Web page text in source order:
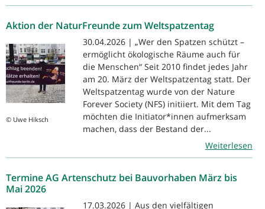
Aktion der NaturFreunde zum Weltspatzentag
© Uwe Hiksch
30.04.2026 | „Wer den Spatzen schützt –
ermöglicht ökologische Räume auch für
die Menschen“ Seit 2010 findet jedes Jahr
am 20. März der Weltspatzentag statt. Der
Weltspatzentag wurde von der Nature
Forever Society (NFS) initiiert. Mit dem Tag
möchten die Initiator*innen aufmerksam
machen, dass der Bestand der...
Weiterlesen
Termine AG Artenschutz bei Bauvorhaben März bis
Mai 2026
17.03.2026 | Aus den vielfältigen